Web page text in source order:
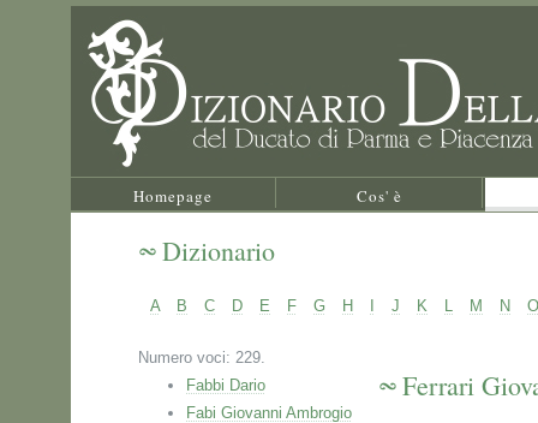
Homepage Cos' è
Dizionario
A B C D E F G H J K L M N O
Numero voci: 229.
Fabbi Dario
Fabi Giovanni Ambrogio
Ferrari